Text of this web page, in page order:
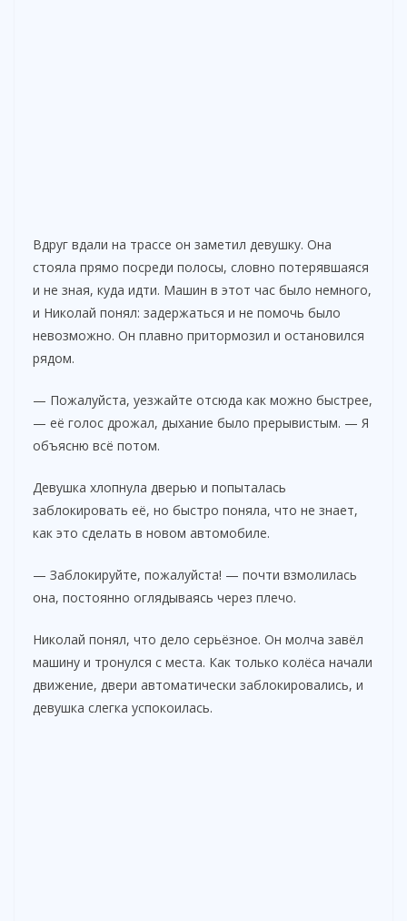
Вдруг вдали на трассе он заметил девушку. Она
стояла прямо посреди полосы, словно потерявшаяся
и не зная, куда идти. Машин в этот час было немного,
и Николай понял: задержаться и не помочь было
невозможно. Он плавно притормозил и остановился
рядом.
— Пожалуйста, уезжайте отсюда как можно быстрее,
— её голос дрожал, дыхание было прерывистым. — Я
объясню всё потом.
Девушка хлопнула дверью и попыталась
заблокировать её, но быстро поняла, что не знает,
как это сделать в новом автомобиле.
— Заблокируйте, пожалуйста! — почти взмолилась
она, постоянно оглядываясь через плечо.
Николай понял, что дело серьёзное. Он молча завёл
машину и тронулся с места. Как только колёса начали
движение, двери автоматически заблокировались, и
девушка слегка успокоилась.